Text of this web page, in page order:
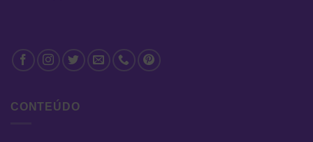
CONTEÚDO